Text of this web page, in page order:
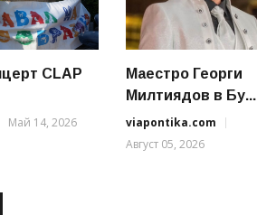
CLAP
Май 14, 2026
Маестро Георги
Милтиядов в Бу...
viapontika.com
Август 05, 2026